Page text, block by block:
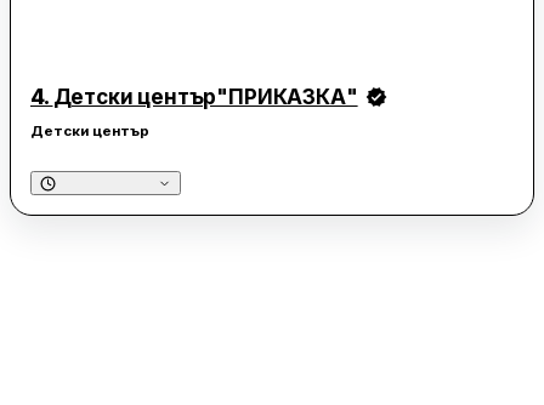
4. Детски център"ПРИКАЗКА"
Детски център